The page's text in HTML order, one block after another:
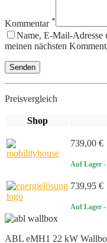
Kommentar *
Name, E-Mail-Adresse
meinen nächsten
Preisvergleich
Shop
739,00 €
Auf Lager -
739,95 €
Auf Lager -
ABL eMH1 22 kW